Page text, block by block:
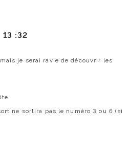
13 :32
je serai ravie de découvrir les
ne sortira pas le numéro 3 ou 6 (si